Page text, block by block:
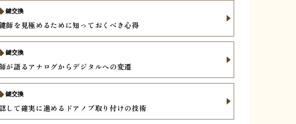
師を見極めるために知っておくべき心得
鍵交換
が語るアナログからデジタルへの変遷
鍵交換
して確実に進めるドアノブ取り付けの技術
鍵交換